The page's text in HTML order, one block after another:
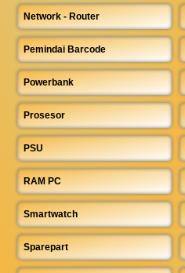
Network - Router
Pemindai Barcode
Powerbank
Prosesor
PSU
RAM PC
Smartwatch
Sparepart